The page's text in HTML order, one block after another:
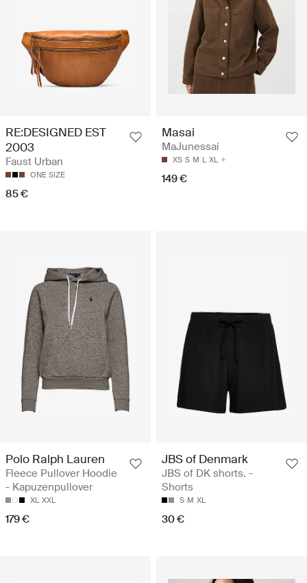
RE:DESIGNED EST
2003
Faust Urban
ONE SIZE
85 €
Masai
MaJunessai
XS S M L XL
149 €
Polo Ralph Lauren
Fleece Pullover Hoodie
- Kapuzenpullover
XL XXL
179 €
JBS of Denmark
JBS of DK shorts. -
Shorts
S M XL
30 €